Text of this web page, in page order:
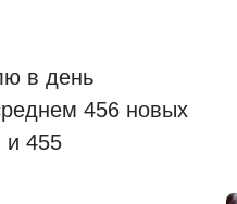
в день
456 новых
и 455